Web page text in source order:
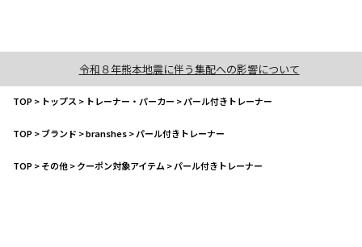
令和８年熊本地震に伴う集配への影響について
TOP> トップス > トレーナー・パーカー >パール付きトレーナー
TOP>ブランド >branshes>パール付きトレーナー
TOP>その他>クーポン対象アイテム >パール付きトレーナー